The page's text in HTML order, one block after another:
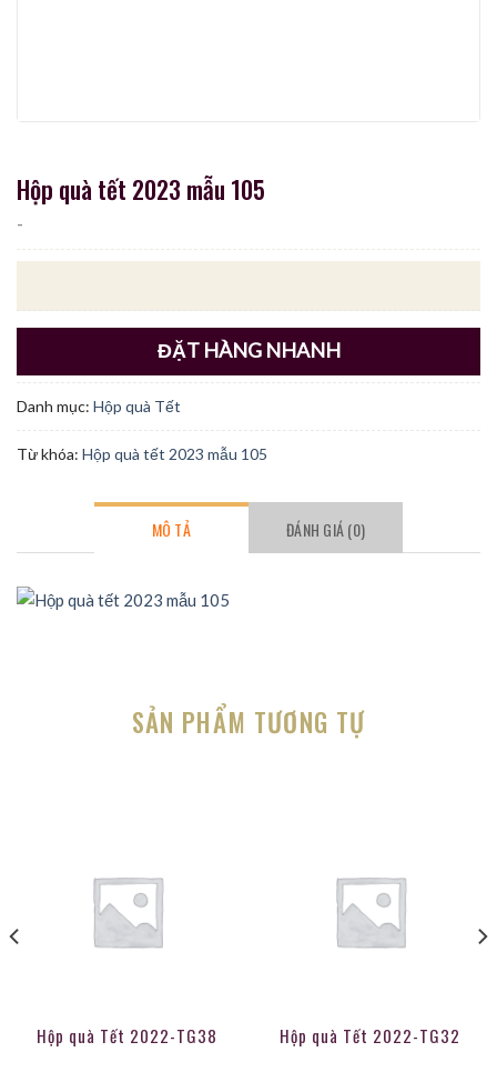
Hộp quà tết 2023 mẫu 105
-
ĐẶT HÀNG NHANH
Danh mục: Hộp quà Tết
Từ khóa: Hộp quà tết 2023 mẫu 105
MÔ TẢ ĐÁNH GIÁ (0)
SẢN PHẨM TƯƠNG TỰ
Hộp quà Tết 2022-TG38 Hộp quà Tết 2022-TG32